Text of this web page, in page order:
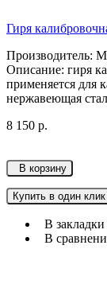
Гиря
Производитель:
Описание: гиря
применяется для
нержавеющая
8 150 р.
В корзину
Купить в один клик
В закладки
В